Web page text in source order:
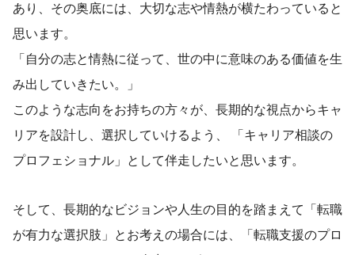
あり、その奥底には、大切な志や情熱が横たわっていると
思います。
「自分の志と情熱に従って、世の中に意味のある価値を生
み出していきたい。」
このような志向をお持ちの方々が、長期的な視点からキャ
リアを設計し、選択していけるよう、 「キャリア相談の
プロフェショナル」として伴走したいと思います。
そして、長期的なビジョンや人生の目的を踏まえて「転職
が有力な選択肢」とお考えの場合には、「転職支援のプロ